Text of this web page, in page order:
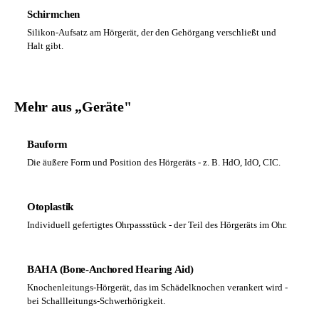
Schirmchen
Silikon-Aufsatz am Hörgerät, der den Gehörgang verschließt und
Halt gibt.
Mehr aus „Geräte"
Bauform
Die äußere Form und Position des Hörgeräts - z. B. HdO, IdO, CIC.
Otoplastik
Individuell gefertigtes Ohrpassstück - der Teil des Hörgeräts im Ohr.
BAHA (Bone-Anchored Hearing Aid)
Knochenleitungs-Hörgerät, das im Schädelknochen verankert wird -
bei Schallleitungs-Schwerhörigkeit.